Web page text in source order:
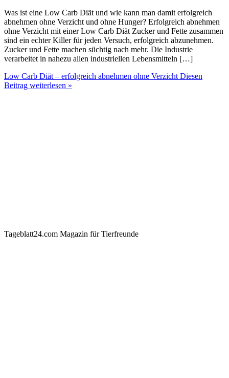
Was ist eine Low Carb Diät und wie kann man damit erfolgreich
abnehmen ohne Verzicht und ohne Hunger? Erfolgreich abnehmen
ohne Verzicht mit einer Low Carb Diät Zucker und Fette zusammen
sind ein echter Killer für jeden Versuch, erfolgreich abzunehmen.
Zucker und Fette machen süchtig nach mehr. Die Industrie
verarbeitet in nahezu allen industriellen Lebensmitteln […]
Low Carb Diät – erfolgreich abnehmen ohne Verzicht Diesen
Beitrag weiterlesen »
Tageblatt24.com Magazin für Tierfreunde